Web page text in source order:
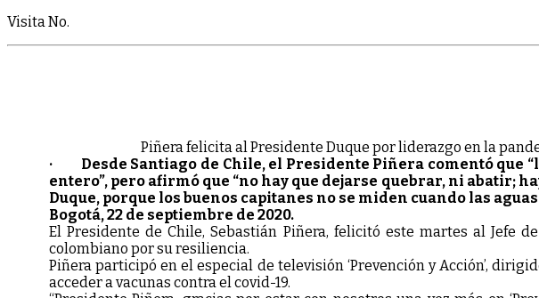
Visita No.
Piñera felicita al Presidente Duque por liderazgo en la
· Desde Santiago de Chile, el Presidente Piñera comentó que
entero”, pero afirmó que “no hay que dejarse quebrar, ni
Duque, porque los buenos capitanes no se miden cuando las
Bogotá, 22 de septiembre de 2020.
El Presidente de Chile, Sebastián Piñera, felicitó este martes al Jefe
colombiano por su resiliencia.
Piñera participó en el especial de televisión ‘Prevención y Acción’,
acceder a vacunas contra el covid-19.